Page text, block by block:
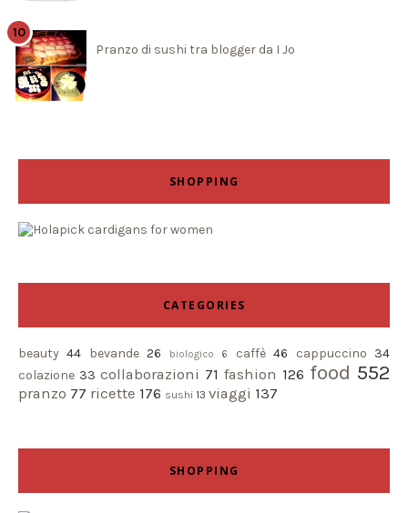
Pranzo di sushi tra blogger da I Jo
SHOPPING
CATEGORIES
beauty 44 bevande 26 biologico 6 caffè 46 cappuccino 34
colazione 33 collaborazioni 71 fashion 126 food 552
pranzo 77 ricette 176 sushi 13 viaggi 137
SHOPPING